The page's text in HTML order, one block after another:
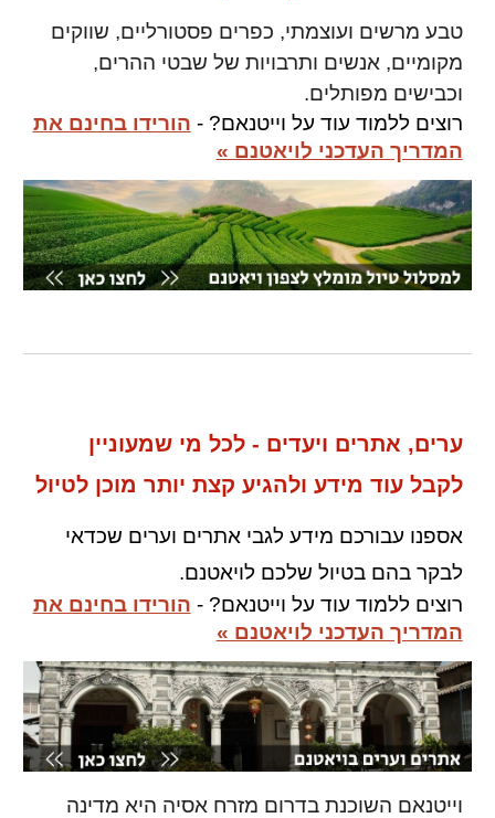
טבע מרשים ועוצמתי, כפרים פסטורליים, שווקים
מקומיים, אנשים ותרבויות של שבטי ההרים,
וכבישים מפותלים.
רוצים ללמוד עוד על וייטנאם? - הורידו בחינם את
המדריך העדכני לויאטנם »
ערים, אתרים ויעדים - לכל מי שמעוניין
לקבל עוד מידע ולהגיע קצת יותר מוכן לטיול
אספנו עבורכם מידע לגבי אתרים וערים שכדאי
לבקר בהם בטיול שלכם לויאטנם.
רוצים ללמוד עוד על וייטנאם? - הורידו בחינם את
המדריך העדכני לויאטנם »
וייטנאם השוכנת בדרום מזרח אסיה היא מדינה